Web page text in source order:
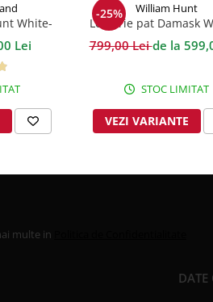
White-
Lei
-25% William Hunt
Lenjerie pat Damask William
Hunt Rococo
799,00 Leide la
STOC LIMITAT
VEZI VARIANTE
multe in
DATE